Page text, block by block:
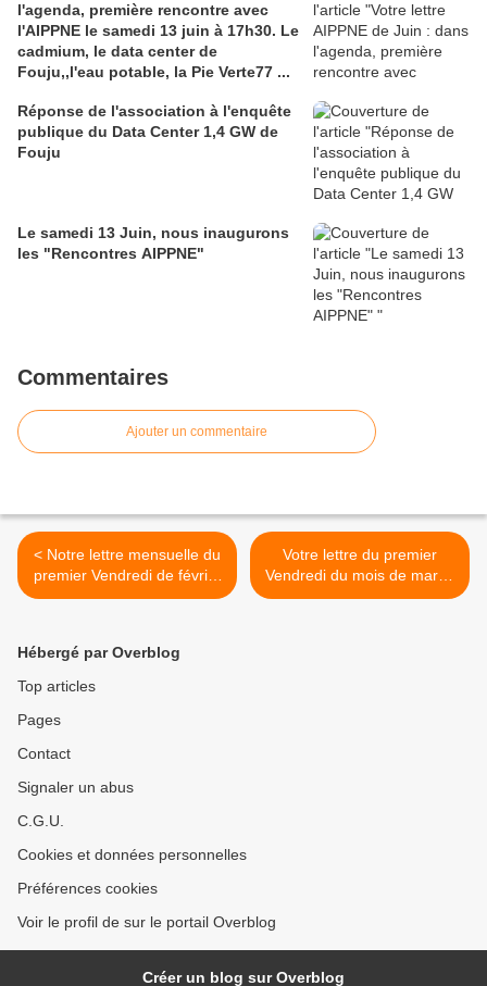
l'agenda, première rencontre avec
l'AIPPNE le samedi 13 juin à 17h30. Le
cadmium, le data center de
Fouju,,l'eau potable, la Pie Verte77 ...
Réponse de l'association à l'enquête
publique du Data Center 1,4 GW de
Fouju
Le samedi 13 Juin, nous inaugurons
les "Rencontres AIPPNE"
Commentaires
Ajouter un commentaire
< Notre lettre mensuelle du
premier Vendredi de février
2024
Votre lettre du premier
Vendredi du mois de mars :
la crise agricole, qui produit
Hébergé par Overblog
Top articles
Pages
Contact
Signaler un abus
C.G.U.
Cookies et données personnelles
Préférences cookies
Voir le profil de sur le portail Overblog
Créer un blog sur Overblog